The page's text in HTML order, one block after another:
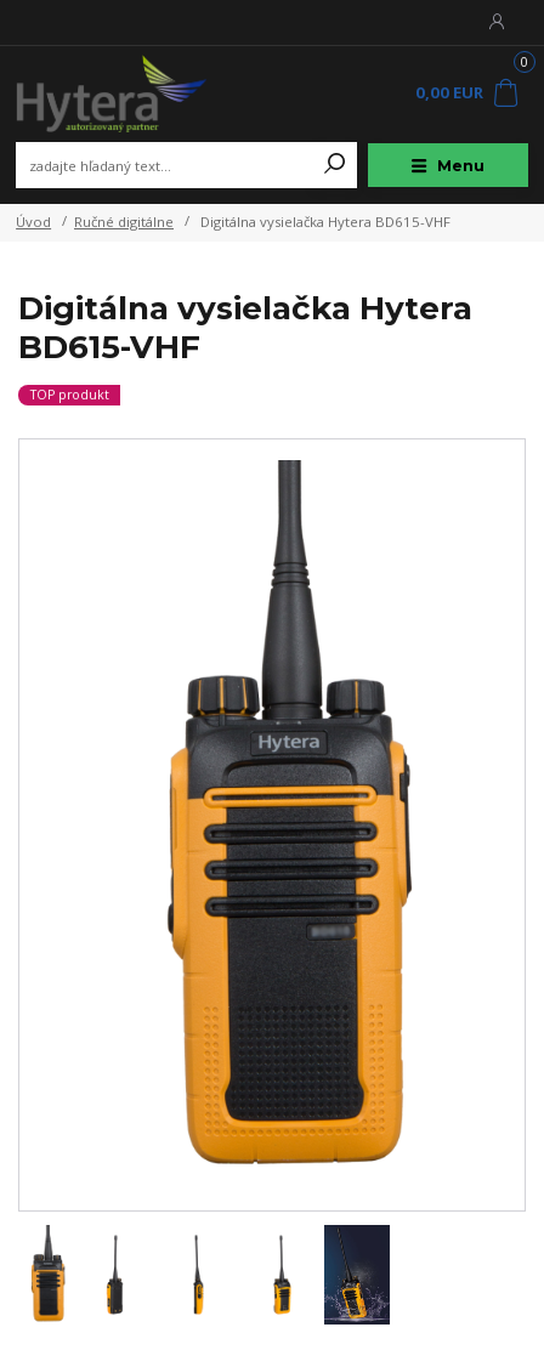
Menu
0
0,00 EUR
Úvod Ručné digitálne Digitálna vysielačka Hytera BD615-VHF
Digitálna vysielačka Hytera
BD615-VHF
TOP produkt